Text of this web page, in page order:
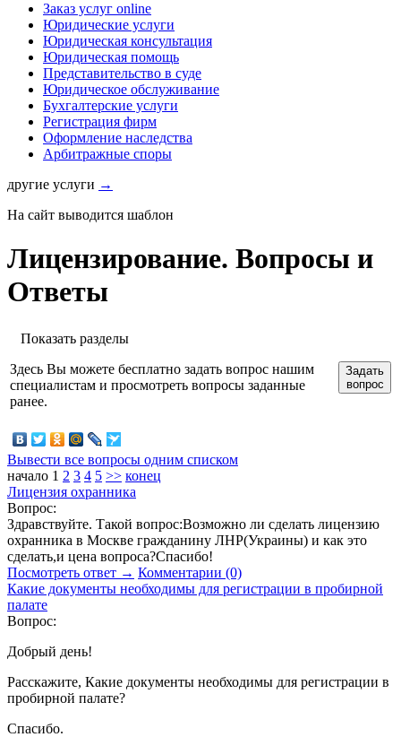
Заказ услуг online
Юридические услуги
Юридическая консультация
Юридическая помощь
Представительство в суде
Юридическое обслуживание
Бухгалтерские услуги
Регистрация фирм
Оформление наследства
Арбитражные споры
другие услуги →
На сайт выводится шаблон
Лицензирование. Вопросы и
Ответы
Показать разделы
Здесь Вы можете бесплатно задать вопрос нашим
специалистам и просмотреть вопросы заданные
ранее.
Задать
вопрос
Вывести все вопросы одним списком
начало 1 2 3 4 5 >> конец
Лицензия охранника
Вопрос:
Здравствуйте. Такой вопрос:Возможно ли сделать лицензию
охранника в Москве гражданину ЛНР(Украины) и как это
сделать,и цена вопроса?Спасибо!
Посмотреть ответ → Комментарии (0)
Какие документы необходимы для регистрации в пробирной
палате
Вопрос:
Добрый день!
Расскажите, Какие документы необходимы для регистрации в
пробирной палате?
Спасибо.